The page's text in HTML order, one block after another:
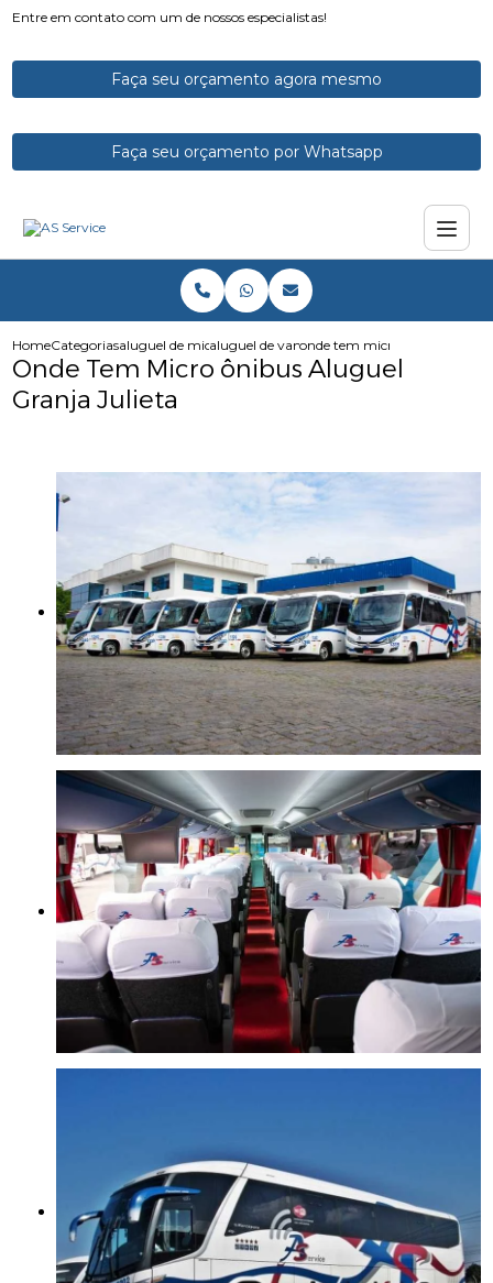
Entre em contato com um de nossos especialistas!
Faça seu orçamento agora mesmo
Faça seu orçamento por Whatsapp
HomeCategoriasaluguel de micro onibusaluguel de vans e microonibus
onde tem micro onibus
Onde Tem Micro ônibus Aluguel
Granja Julieta